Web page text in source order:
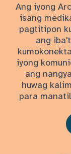
Ang iyong
isang
pagtitipon
ang
iyong
ang
huwag
para